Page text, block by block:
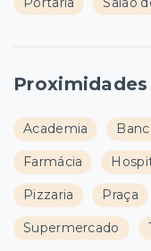
Proximidades
Academia
Farmácia
Pizzaria Praça
Supermercado